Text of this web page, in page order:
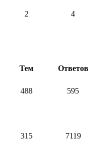
2 4
Тем Ответов
488 595
315 7119